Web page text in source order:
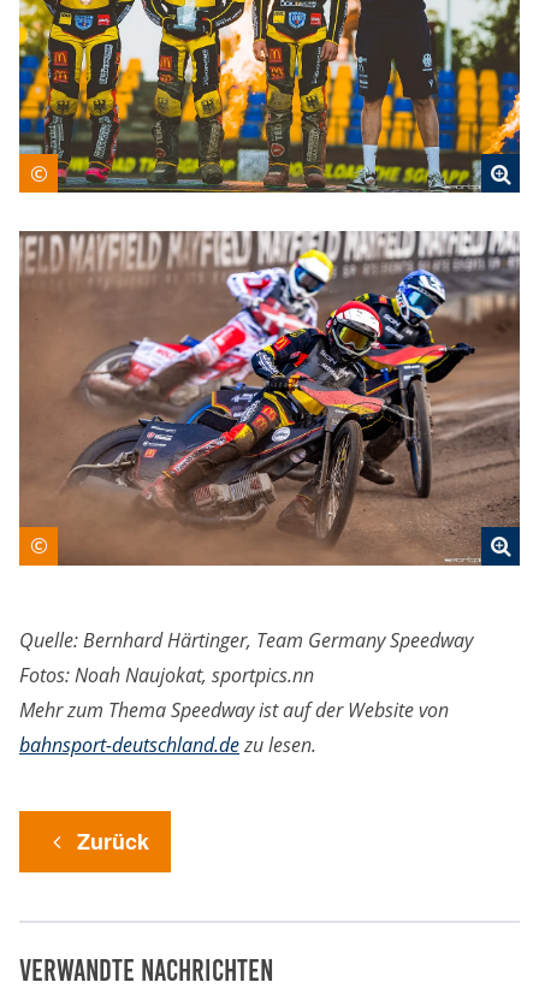
©
©
Quelle: Bernhard Härtinger, Team Germany Speedway
Fotos: Noah Naujokat, sportpics.nn
Mehr zum Thema Speedway ist auf der Website von
bahnsport-deutschland.dezu lesen.
Zurück
Verwandte Nachrichten